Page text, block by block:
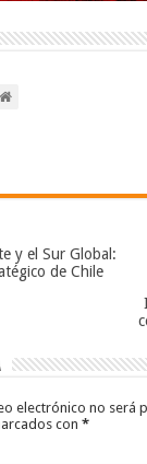
y el Sur Global:
de Chile
electrónico no será
con*